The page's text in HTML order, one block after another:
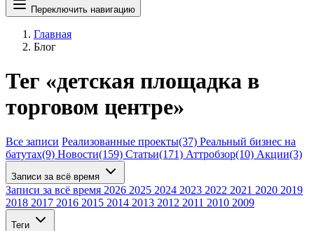
Переключить навигацию
Главная
Блог
Тег «детская площадка в
торговом центре»
Все записи Реализованные проекты(37) Реальный бизнес на
батутах(9) Новости(159) Статьи(171) Аттробзор(10) Акции(3)
Записи за всё время
Записи за всё время 2026 2025 2024 2023 2022 2021 2020 2019
2018 2017 2016 2015 2014 2013 2012 2011 2010 2009
Теги